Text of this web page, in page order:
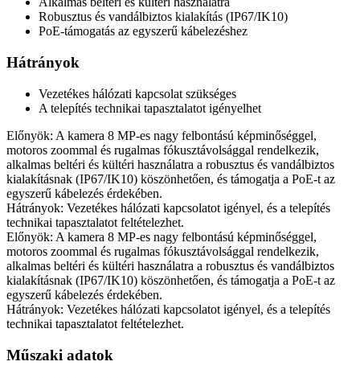
Robusztus és vandálbiztos kialakítás (IP67/IK10)
PoE-támogatás az egyszerű kábelezéshez
Hátrányok
Vezetékes hálózati kapcsolat szükséges
A telepítés technikai tapasztalatot igényelhet
Előnyök: A kamera 8 MP-es nagy felbontású képminőséggel,
motoros zoommal és rugalmas fókusztávolsággal rendelkezik,
alkalmas beltéri és kültéri használatra a robusztus és vandálbiztos
kialakításnak (IP67/IK10) köszönhetően, és támogatja a PoE-t az
egyszerű kábelezés érdekében.
Hátrányok: Vezetékes hálózati kapcsolatot igényel, és a telepítés
technikai tapasztalatot feltételezhet.
Előnyök: A kamera 8 MP-es nagy felbontású képminőséggel,
motoros zoommal és rugalmas fókusztávolsággal rendelkezik,
alkalmas beltéri és kültéri használatra a robusztus és vandálbiztos
kialakításnak (IP67/IK10) köszönhetően, és támogatja a PoE-t az
egyszerű kábelezés érdekében.
Hátrányok: Vezetékes hálózati kapcsolatot igényel, és a telepítés
technikai tapasztalatot feltételezhet.
Műszaki adatok